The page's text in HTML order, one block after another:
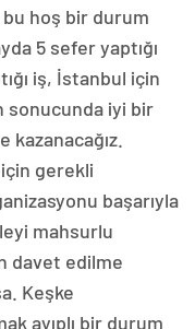
hoş bir durum
5 sefer yaptığı
iş, İstanbul için
sonucunda iyi bir
kazanacağız.
gerekli
başarıyla
mahsurlu
davet edilme
Keşke
ayıplı bir durum